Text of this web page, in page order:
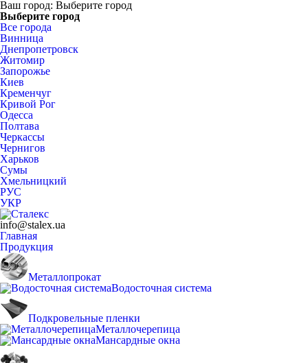
Ваш город: Выберите город
Выберите город
Все города
Винница
Днепропетровск
Житомир
Запорожье
Киев
Кременчуг
Кривой Рог
Одесса
Полтава
Черкассы
Чернигов
Харьков
Сумы
Хмельницкий
РУС
УКР
info@stalex.ua
Главная
Продукция
Металлопрокат
Водосточная система
Подкровельные пленки
Металлочерепица
Мансардные окна